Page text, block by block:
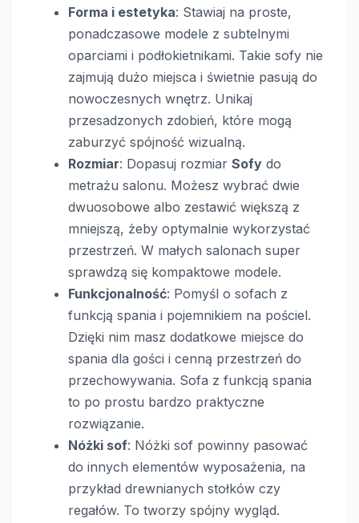
Forma i estetyka: Stawiaj na proste,
ponadczasowe modele z subtelnymi
oparciami i podłokietnikami. Takie sofy nie
zajmują dużo miejsca i świetnie pasują do
nowoczesnych wnętrz. Unikaj
przesadzonych zdobień, które mogą
zaburzyć spójność wizualną.
Rozmiar: Dopasuj rozmiar Sofy do
metrażu salonu. Możesz wybrać dwie
dwuosobowe albo zestawić większą z
mniejszą, żeby optymalnie wykorzystać
przestrzeń. W małych salonach super
sprawdzą się kompaktowe modele.
Funkcjonalność: Pomyśl o sofach z
funkcją spania i pojemnikiem na pościel.
Dzięki nim masz dodatkowe miejsce do
spania dla gości i cenną przestrzeń do
przechowywania. Sofa z funkcją spania
to po prostu bardzo praktyczne
rozwiązanie.
Nóżki sof: Nóżki sof powinny pasować
do innych elementów wyposażenia, na
przykład drewnianych stołków czy
regałów. To tworzy spójny wygląd.